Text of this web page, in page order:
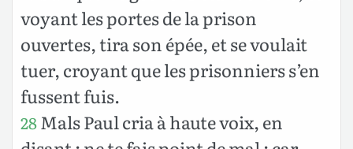
voyant les portes de la prison
ouvertes, tira son épée, et se voulait
tuer, croyant que les prisonniers s’en
fussent fuis.
28Mals Paul cria à haute voix, en